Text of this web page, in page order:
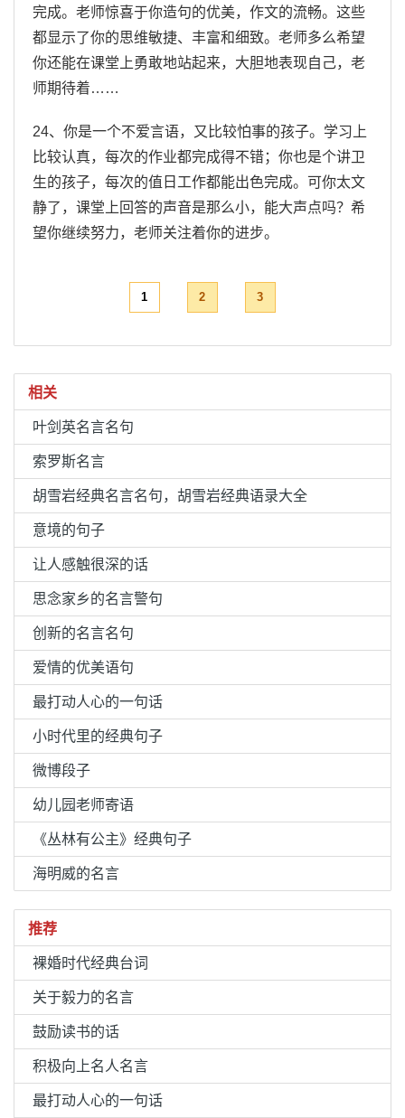
完成。老师惊喜于你造句的优美，作文的流畅。这些
都显示了你的思维敏捷、丰富和细致。老师多么希望
你还能在课堂上勇敢地站起来，大胆地表现自己，老
师期待着……
24、你是一个不爱言语，又比较怕事的孩子。学习上
比较认真，每次的作业都完成得不错；你也是个讲卫
生的孩子，每次的值日工作都能出色完成。可你太文
静了，课堂上回答的声音是那么小，能大声点吗？希
望你继续努力，老师关注着你的进步。
1 2 3
相关
叶剑英名言名句
索罗斯名言
胡雪岩经典名言名句，胡雪岩经典语录大全
意境的句子
让人感触很深的话
思念家乡的名言警句
创新的名言名句
爱情的优美语句
最打动人心的一句话
小时代里的经典句子
微博段子
幼儿园老师寄语
《丛林有公主》经典句子
海明威的名言
推荐
裸婚时代经典台词
关于毅力的名言
鼓励读书的话
积极向上名人名言
最打动人心的一句话